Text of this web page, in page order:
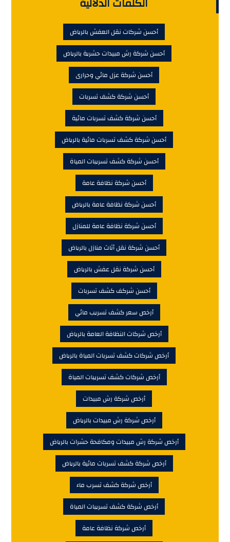
أحسن شركات نقل العفش بالرياض
أحسن شركة رش مبيدات حشرية بالرياض
أحسن شركة عزل مائي وحرارى
أحسن شركة كشف تسربات
أحسن شركة كشف تسربات مائية
أحسن شركة كشف تسربات مائية بالرياض
أحسن شركة كشف تسريبات المياة
أحسن شركة نظافة عامة
أحسن شركة نظافة عامة بالرياض
أحسن شركة نظافة عامة للمنازل
أحسن شركة نقل أثاث منازل بالرياض
أحسن شركة نقل عفش بالرياض
أحسن شركف كشف تسربات
أرخص سعر كشف تسريب مائي
أرخص شركات النظافة العامة بالرياض
أرخص شركات كشف تسربات المياة بالرياض
أرخص شركات كشف تسريبات المياة
أرخص شركة رش مبيدات
أرخص شركة رش مبيدات بالرياض
أرخص شركة رش مبيدات ومكافحة حشرات بالرياض
أرخص شركة كشف تسربات مائية بالرياض
أرخص شركة كشف تسرب ماء
أرخص شركة كشف تسريبات المياة
أرخص شركة نظافة عامة